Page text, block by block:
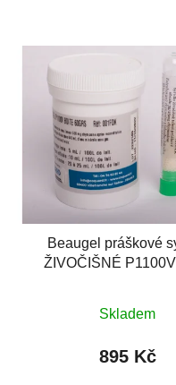
Beaugel práškové
ŽIVOČIŠNÉ
Skladem
895 Kč